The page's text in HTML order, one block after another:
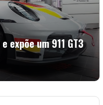
um 911 GT3